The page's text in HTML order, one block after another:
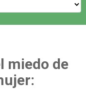
miedo de